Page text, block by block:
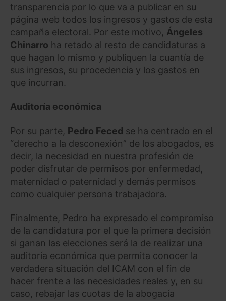
transparencia por lo que va a publicar en su
página web todos los ingresos y gastos de esta
campaña electoral. Por este motivo, Ángeles
Chinarro ha retado al resto de candidaturas a
que hagan lo mismo y publiquen la cuantía de
sus ingresos, su procedencia y los gastos en
que incurran.
Auditoría económica
Por su parte, Pedro Feced se ha centrado en el
“derecho a la desconexión” de los abogados, es
decir, la necesidad en nuestra profesión de
poder disfrutar de permisos por enfermedad,
maternidad o paternidad y demás permisos
como cualquier persona trabajadora.
Finalmente, Pedro ha expresado el compromiso
de la candidatura por el que la primera decisión
si ganan las elecciones será la de realizar una
auditoría económica que permita conocer la
verdadera situación del ICAM con el fin de
hacer frente a las necesidades reales y, en su
caso, rebajar las cuotas de la abogacía